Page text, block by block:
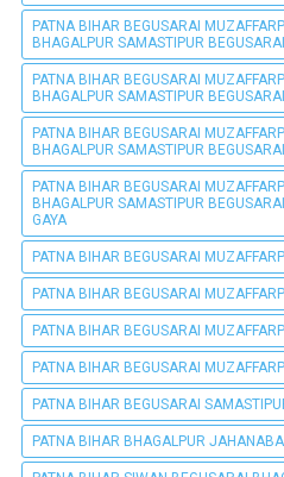
PATNA BIHAR BEGUSARAI
BHAGALPUR SAMASTIPUR BEGUSARAI
PATNA BIHAR BEGUSARAI
BHAGALPUR SAMASTIPUR
PATNA BIHAR BEGUSARAI
BHAGALPUR SAMASTIPUR
PATNA BIHAR BEGUSARAI
BHAGALPUR SAMASTIPUR
GAYA
PATNA BIHAR BEGUSARAI
PATNA BIHAR BEGUSARAI
PATNA BIHAR BEGUSARAI
PATNA BIHAR BEGUSARAI
PATNA BIHAR BEGUSARAI
PATNA BIHAR BHAGALPUR